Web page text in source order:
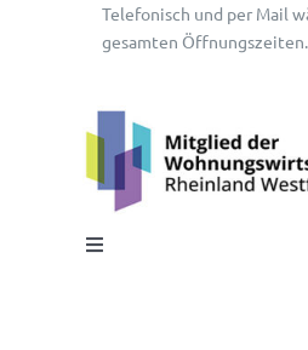
Telefonisch und per Mail
gesamten Öffnungszeiten.
Toggle